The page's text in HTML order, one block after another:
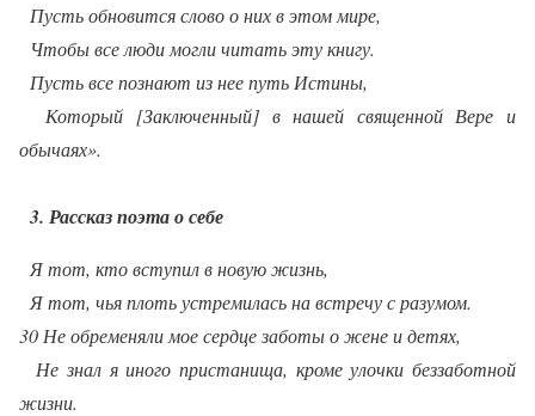
Пусть обновится слово о них в этом мире,
Чтобы все люди могли читать эту книгу.
Пусть все познают из нее путь Истины,
Который [Заключенный] в нашей священной Вере и
обычаях».
3. Рассказ поэта о себе
Я тот, кто вступил в новую жизнь,
Я тот, чья плоть устремилась на встречу с разумом.
30 Не обременяли мое сердце заботы о жене и детях,
Не знал я иного пристанища, кроме улочки беззаботной
жизни.